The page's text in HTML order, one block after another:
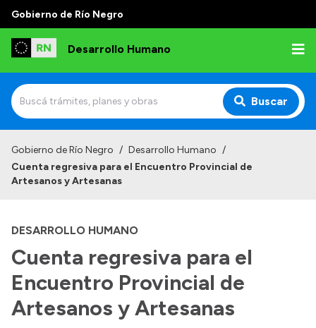
Gobierno de Río Negro
Desarrollo Humano
Buscar
Institucional
Autoridades
Delegaciones
Normativa
Gobierno de Río Negro / Desarrollo Humano /
Cuenta regresiva para el Encuentro Provincial de
Artesanos y Artesanas
DESARROLLO HUMANO
Cuenta regresiva para el
Encuentro Provincial de
Artesanos y Artesanas